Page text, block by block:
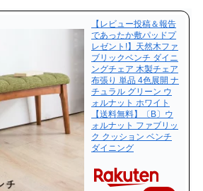
【レビュー投稿＆報告
であったか敷パッドプ
レゼント!】天然木ファ
ブリックベンチ ダイニ
ングチェア 木製チェア
布張り 単品 4色展開 ナ
チュラル グリーン ウ
ォルナット ホワイト
【送料無料】〔B〕ウ
ォルナット ファブリッ
ク クッション ベンチ
ダイニング